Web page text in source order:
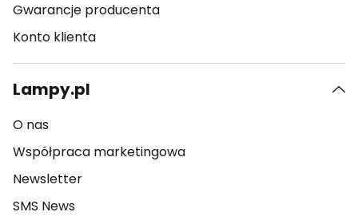
Gwarancje producenta
Konto klienta
Lampy.pl
O nas
Współpraca marketingowa
Newsletter
SMS News